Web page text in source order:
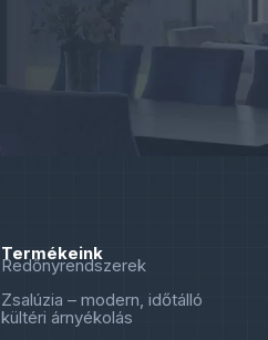
Termékeink
Redőnyrendszerek
Zsalúzia – modern, időtálló
kültéri árnyékolás